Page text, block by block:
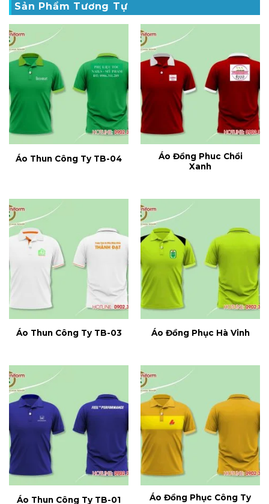
Sản Phẩm Tương Tự
Áo Thun Công Ty TB-04
Áo Đồng Phuc Chồi
Xanh
Áo Thun Công Ty TB-03 Áo Đồng Phục Hà Vinh
Áo Thun Công Ty TB-01
Áo Đồng Phục Công Ty